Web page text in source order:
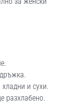
и сухи.
разхлабено.